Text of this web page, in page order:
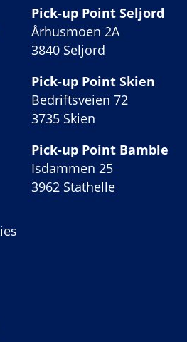
Pick-up Point Seljord
Århusmoen 2A
3840 Seljord
Pick-up Point Skien
Bedriftsveien 72
3735 Skien
Pick-up Point Bamble
Isdammen 25
3962 Stathelle